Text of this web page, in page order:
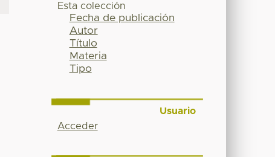
Esta colección
Fecha de publicación
Autor
Título
Materia
Tipo
Usuario
Acceder